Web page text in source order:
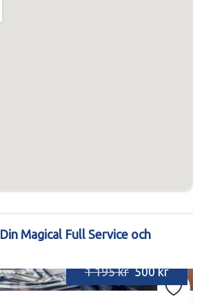
Din Magical Full Service och
1 195 kr 500 kr